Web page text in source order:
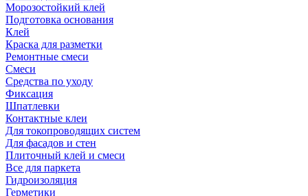
Морозостойкий клей
Подготовка основания
Клей
Краска для разметки
Ремонтные смеси
Смеси
Средства по уходу
Фиксация
Шпатлевки
Контактные клеи
Для токопроводящих систем
Для фасадов и стен
Плиточный клей и смеси
Все для паркета
Гидроизоляция
Герметики